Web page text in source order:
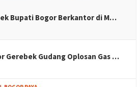
Bupati Bogor Berkantor di M…
Gerebek Gudang Oplosan Gas …